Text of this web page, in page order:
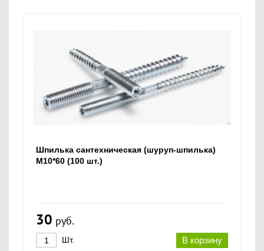
Шпилька сантехническая (шуруп-шпилька)
М10*60 (100 шт.)
30 руб.
В корзину
Шт.